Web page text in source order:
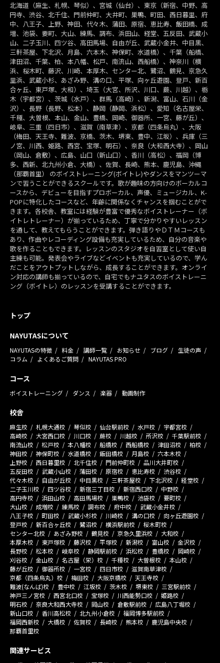
北海道（麻生、札幌、琴似）、宮城（仙台）、東京（新宿、中野、高
円寺、渋谷、北千住、門前仲町、大井町、巣鴨、町田、西日暮里、府
中、八王子、上野、神田、代々木、蒲田、原宿、恵比寿、飯田橋、成
増、池袋、要町、大山、練馬、調布、浜田山、経堂、五反田、武蔵小
山、二子玉川、四ツ谷、高田馬場、自由が丘、武蔵小金井、中目黒、
三軒茶屋、下北沢、月島、六本木、神保町、水道橋）、千葉（船橋、
津田沼、千葉、柏、本八幡、松戸、南流山、西船橋）、神奈川（横
浜、桜木町、藤沢、川崎、本厚木、センター北、鷺沼、鶴見、京急久
里浜、武蔵小杉、あざみ野、溝の口、平塚、向ヶ丘遊園、登戸、新百
合ヶ丘、東戸塚、大和）、埼玉（大宮、所沢、川口、蕨、川越）、栃
木（宇都宮）、茨城（水戸）、群馬（高崎）、新潟、富山、石川（金
沢）、長野（長野、松本）、静岡（静岡、浜松）、愛知（名古屋栄、
千種、大曽根、本山、金山、豊橋、岡崎、御器所、一宮、藤が丘）、
岐阜、三重（四日市）、滋賀（南草津）、京都（四条烏丸）、大阪
（梅田、天王寺、難波、京橋、茨木、堺東、豊中、江坂）、兵庫（三
ノ宮、川西、姫路、西宮、宝塚、明石）、奈良（大和西大寺）、岡山
（岡山、倉敷）、広島、山口（新山口）、香川（高松）、福岡（博
多、西新、北九州小倉、大橋）、佐賀、長崎、熊本、鹿児島、沖縄
（那覇首里） のボイストレーニング(ボイトレ)やダンスをマンツーマ
ンで習うことができるスクールです。歌が趣味の方向けのボーカルコ
ースから、デビューを目指すプロボーカル、声優、ミュージカル、K-
POPに特化したコースなど、年齢に関係なくチャンスを掴むことがで
きます。各校舎、教室には経験が豊富で優秀なボイストレーナー（ボ
イトレトレーナー）が揃っているため、丁寧で分かりやすいレッスン
を通して、教えてもらうことができます。弾き語りやＤＴＭコースも
あり、作曲やレコーディング設備も充実しているため、自分の音楽や
歌を作ることもできます。レッスンのスタジオを自習室として使い自
主練も可能。発表会やライブなどイベントも充実しているので、学ん
だことをアウトプットしながら、成長することができます。オンライ
ン対応の講師も揃っているので、自宅でもナユタスのボイストレーニ
ング（ボイトレ）のレッスンを受講することができます。
トップ
NAYUTASについて
NAYUTASの特徴 料金 講師一覧 お知らせ ブログ
生徒の声
コラム
よくあるご質問 NAYUTAS PRO
コース
ボイストレーニング ダンス 楽器 動画制作
校舎
麻生校 札幌大通校 琴似校 仙台駅前校 水戸校
宇都宮校
高崎校
大宮西口校 川口校 蕨校 川越校 所沢校
千葉駅前校
南流山校
松戸校 本八幡校 船橋校 西船橋校 津田沼校
柏校
神田校
神保町校 水道橋校 飯田橋校 月島校
六本木校
上野校
西日暮里校 北千住校 門前仲町校
品川大井町校
五反田校
武蔵小山校 蒲田校 原宿校 恵比寿校
渋谷校
代々木校
自由が丘校 中目黒校 三軒茶屋校 下北沢校
経堂校
二子玉川校
四ツ谷校 新宿三丁目校 新宿西口校
中野校
高円寺校
浜田山校 高田馬場校 巣鴨校 池袋校
要町校
大山校
成増校 練馬校 調布校 府中校
武蔵小金井校
八王子校
町田校 武蔵小杉校 川崎校 溝の口校
向ヶ丘遊園校
登戸校
新百合ヶ丘校 鷺沼校 横浜駅前校
桜木町校
センター北校
あざみ野校 鶴見校 京急久里浜校
大和校
本厚木校
東戸塚校 藤沢校 平塚校 新潟校 富山校
金沢校
長野校
松本校 岐阜校 静岡駅前校 浜松校 豊橋校
岡崎校
刈谷校
金山校 名古屋（栄）校 千種校 大曽根校
本山校
藤が丘校
御器所校 一宮校 四日市校
滋賀南草津校
京都（四条烏丸）校
梅田校 大阪京橋校
天王寺校
難波(なんば)校
豊中校 江坂校 茨木校 堺東校
三宮駅前校
神戸三ノ宮校
西宮北口校 宝塚校 川西能勢口校
姫路校
明石校
奈良大和西大寺校 岡山校 倉敷駅前校
広島八丁堀校
新山口校
香川高松校 北九州小倉校
福岡博多駅前校
福岡西新校
大橋校 佐賀校 長崎校 熊本校
鹿児島中央校
那覇首里校
関連サービス